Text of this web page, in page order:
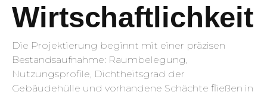
Wirtschaftlichkeit
Die Projektierung beginnt mit einer präzisen
Bestandsaufnahme: Raumbelegung,
Nutzungsprofile, Dichtheitsgrad der
Gebäudehülle und vorhandene Schächte fließen in